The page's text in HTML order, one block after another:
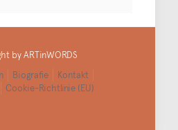
by ARTinWORDS
Biografie
Kontakt
Cookie-Richtlinie (EU)